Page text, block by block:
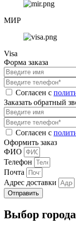
МИР
Visa
Форма заказа
Согласен с
Заказать обратный
Согласен с
Оформить заказ
ФИО
Телефон
Почта
Адрес доставки
Отправить
Выбор города